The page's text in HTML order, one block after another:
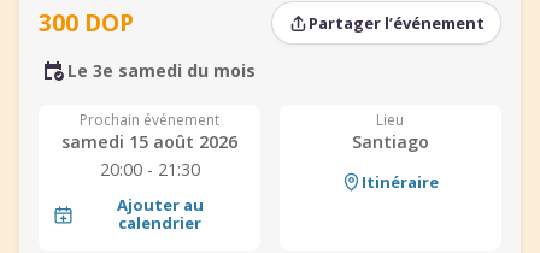
TuneTempo
Ajouter un événement
300 DOP Partager l’événement
Le 3e samedi du mois
Prochain événement
samedi 15 août 2026
20:00 - 21:30
Ajouter au
calendrier
Lieu
Santiago
Itinéraire